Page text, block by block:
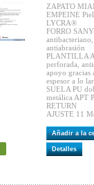
ZAPATO
EMPEINE
LYCRA®
FORRO
antiabrasión
PLANTILLA
perforada,
apoyo gracias
espesor a lo
SUELA PU
metálica APT
RETURN
AJUSTE 11
Añadir a la
Detalles